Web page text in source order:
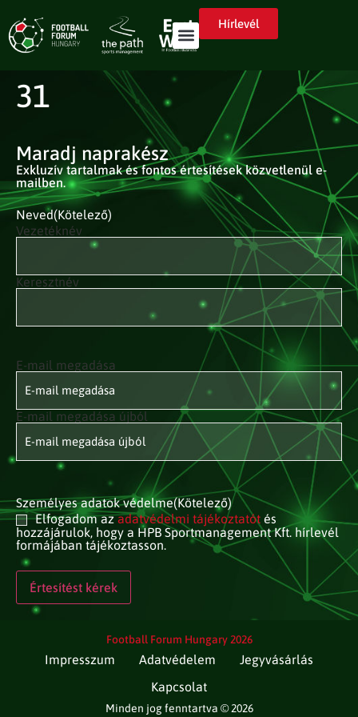
Hírlevél
31
Maradj naprakész
Exkluzív tartalmak és fontos értesítések közvetlenül e-
mailben.
Neved(Kötelező)
Vezetéknév
Keresztnév
E-mail
címed(Kötelező)
E-mail megadása
E-mail megadása újból
Személyes adatok védelme(Kötelező)
Elfogadom azadatvédelmi tájékoztatót és
hozzájárulok, hogy a HPB Sportmanagement Kft. hírlevél
formájában tájékoztasson.
Football Forum Hungary 2026
Impresszum Adatvédelem
Jegyvásárlás
Kapcsolat
Minden jog fenntartva © 2026